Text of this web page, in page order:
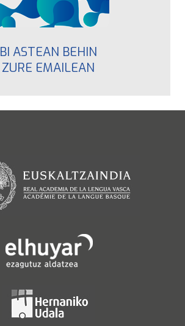
BI ASTEAN BEHIN
ZURE EMAILEAN